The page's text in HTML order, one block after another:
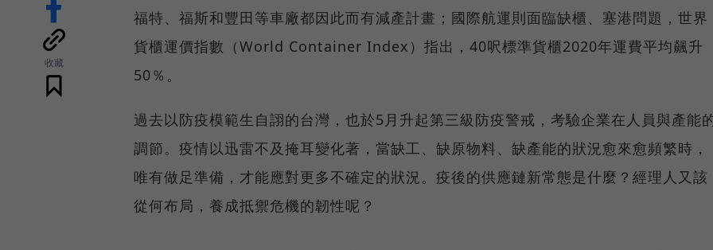
收藏
福特、福斯和豐田等車廠都因此而有減產計畫；國際航運則面臨缺櫃、塞港問題，世界
貨櫃運價指數（World Container Index）指出，40呎標準貨櫃2020年運費平均飆升
50％。
過去以防疫模範生自詡的台灣，也於5月升起第三級防疫警戒，考驗企業在人員與產能
調節。疫情以迅雷不及掩耳變化著，當缺工、缺原物料、缺產能的狀況愈來愈頻繁時，
唯有做足準備，才能應對更多不確定的狀況。疫後的供應鏈新常態是什麼？經理人又該
從何布局，養成抵禦危機的韌性呢？